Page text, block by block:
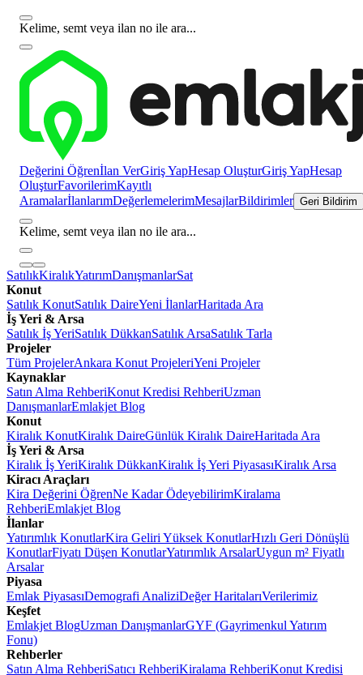
Kelime, semt veya ilan no ile ara...
Değerini Öğrenİlan VerGiriş YapHesap OluşturGiriş YapHesap
OluşturFavorilerimKayıtlı
AramalarİlanlarımDeğerlemelerimMesajlarBildirimler Geri Bildirim
Kelime, semt veya ilan no ile ara...
SatılıkKiralıkYatırımDanışmanlarSat
Konut
Satılık KonutSatılık DaireYeni İlanlarHaritada Ara
İş Yeri & Arsa
Satılık İş YeriSatılık DükkanSatılık ArsaSatılık Tarla
Projeler
Tüm ProjelerAnkara Konut ProjeleriYeni Projeler
Kaynaklar
Satın Alma RehberiKonut Kredisi RehberiUzman
DanışmanlarEmlakjet Blog
Konut
Kiralık KonutKiralık DaireGünlük Kiralık DaireHaritada Ara
İş Yeri & Arsa
Kiralık İş YeriKiralık DükkanKiralık İş Yeri PiyasasıKiralık Arsa
Kiracı Araçları
Kira Değerini ÖğrenNe Kadar ÖdeyebilirimKiralama
RehberiEmlakjet Blog
İlanlar
Yatırımlık KonutlarKira Geliri Yüksek KonutlarHızlı Geri Dönüşlü
KonutlarFiyatı Düşen KonutlarYatırımlık ArsalarUygun m² Fiyatlı
Arsalar
Piyasa
Emlak PiyasasıDemografi AnaliziDeğer HaritalarıVerilerimiz
Keşfet
Emlakjet BlogUzman DanışmanlarGYF (Gayrimenkul Yatırım
Fonu)
Rehberler
Satın Alma RehberiSatıcı RehberiKiralama RehberiKonut Kredisi